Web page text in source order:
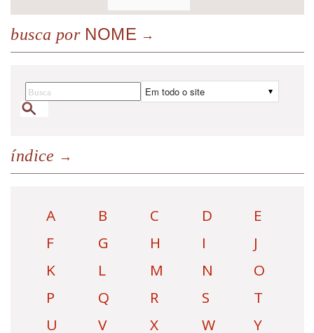
busca porNOME
índice
A B C D
E
F
G H I
J
K
L M N
O
P
Q R S
T
U
V X W
Y